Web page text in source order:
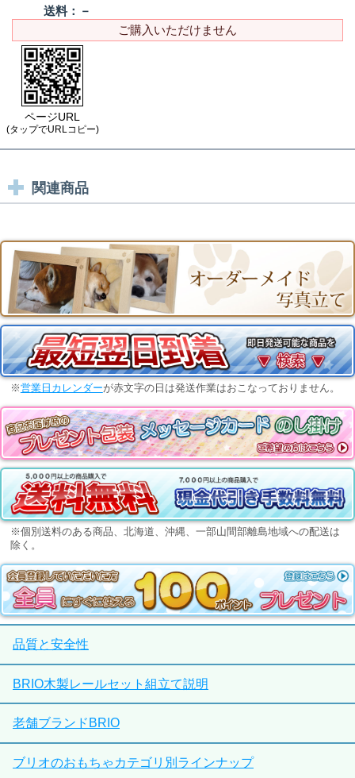
送料： －
ご購入いただけません
ページURL
(タップでURLコピー)
関連商品
※営業日カレンダーが赤文字の日は発送作業はおこなっておりません。
※個別送料のある商品、北海道、沖縄、一部山間部離島地域への配送は
除く。
品質と安全性
BRIO木製レールセット組立て説明
老舗ブランドBRIO
ブリオのおもちゃカテゴリ別ラインナップ